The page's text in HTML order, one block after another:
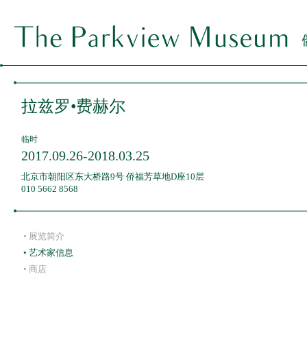
长期
海外
NEWS ·新闻
EDUCATION ·
拉兹罗•费赫尔
临时
2017.09.26-2018.03.25
北京市朝阳区东大桥路9号 侨福芳草地D座10层
010 5662 8568
• 展览简介
• 艺术家信息
• 商店